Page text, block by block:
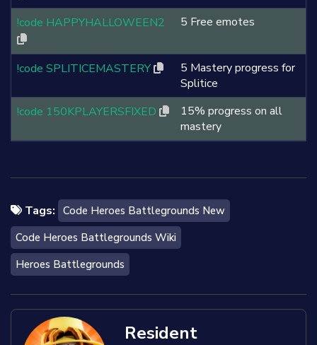
!code HAPPYHALLOWEEN2 5 Free emotes
!code SPLITICEMASTERY
5 Mastery progress for
Splitice
!code 150KPLAYERSFIXED
15% progress on all
mastery
Tags: Code Heroes Battlegrounds New
Code Heroes Battlegrounds Wiki
Heroes Battlegrounds
Resident